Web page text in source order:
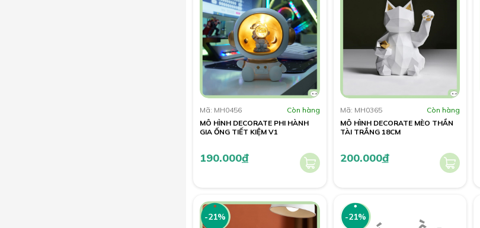
Mã: MH0456
Còn hàng
MÔ HÌNH DECORATE PHI HÀNH
GIA ỐNG TIẾT KIỆM V1
190.000đ
Mã: MH0365
Còn hàng
MÔ HÌNH DECORATE MÈO THẦN
TÀI TRẮNG 18CM
200.000đ
-21% -21%